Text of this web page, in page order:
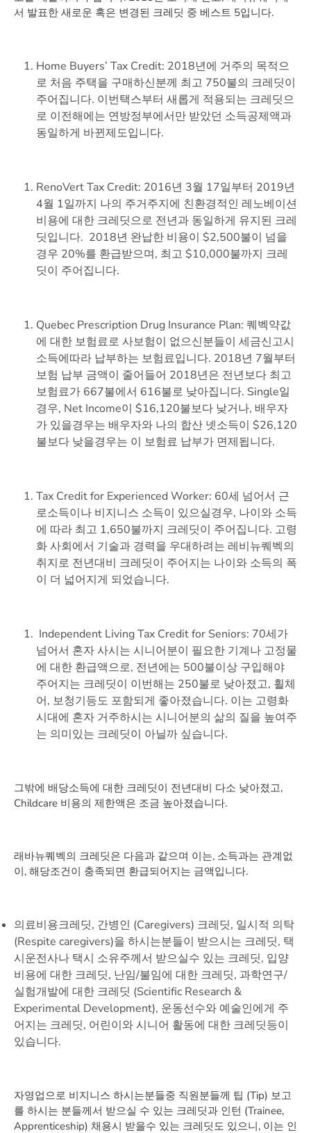
서 발표한 새로운 혹은 변경된 크레딧 중 베스트 5입니다.
Home Buyers’ Tax Credit: 2018년에 거주의 목적으
로 처음 주택을 구매하신분께 최고 750불의 크레딧이
주어집니다. 이번택스부터 새롭게 적용되는 크레딧으
로 이전해에는 연방정부에서만 받았던 소득공제액과
동일하게 바뀐제도입니다.
RenoVert Tax Credit: 2016년 3월 17일부터 2019년
4월 1일까지 나의 주거주지에 친환경적인 레노베이션
비용에 대한 크레딧으로 전년과 동일하게 유지된 크레
딧입니다. 2018년 완납한 비용이 $2,500불이 넘을
경우 20%를 환급받으며, 최고 $10,000불까지 크레
딧이 주어집니다.
Quebec Prescription Drug Insurance Plan: 퀘벡약값
에 대한 보험료로 사보험이 없으신분들이 세금신고시
소득에따라 납부하는 보험료입니다. 2018년 7월부터
보험 납부 금액이 줄어들어 2018년은 전년보다 최고
보험료가 667불에서 616불로 낮아집니다. Single일
경우, Net Income이 $16,120불보다 낮거나, 배우자
가 있을경우는 배우자와 나의 합산 넷소득이 $26,120
불보다 낮을경우는 이 보험료 납부가 면제됩니다.
Tax Credit for Experienced Worker: 60세 넘어서 근
로소득이나 비지니스 소득이 있으실경우, 나이와 소득
에 따라 최고 1,650불까지 크레딧이 주어집니다. 고령
화 사회에서 기술과 경력을 우대하려는 레비뉴퀘벡의
취지로 전년대비 크레딧이 주어지는 나이와 소득의 폭
이 더 넓어지게 되었습니다.
Independent Living Tax Credit for Seniors: 70세가
넘어서 혼자 사시는 시니어분이 필요한 기계나 고정물
에 대한 환급액으로, 전년에는 500불이상 구입해야
주어지는 크레딧이 이번해는 250불로 낮아졌고, 휠체
어, 보청기등도 포함되게 좋아졌습니다. 이는 고령화
시대에 혼자 거주하시는 시니어분의 삶의 질을 높여주
는 의미있는 크레딧이 아닐까 싶습니다.
그밖에 배당소득에 대한 크레딧이 전년대비 다소 낮아졌고,
Childcare 비용의 제한액은 조금 높아졌습니다.
래바뉴퀘벡의 크레딧은 다음과 같으며 이는, 소득과는 관계없
이, 해당조건이 충족되면 환급되어지는 금액입니다.
의료비용크레딧, 간병인 (Caregivers) 크레딧, 일시적 의탁
(Respite caregivers)을 하시는분들이 받으시는 크레딧, 택
시운전사나 택시 소유주께서 받으실수 있는 크레딧, 입양
비용에 대한 크레딧, 난임/불임에 대한 크레딧, 과학연구/
실험개발에 대한 크레딧 (Scientific Research &
Experimental Development), 운동선수와 예술인에게 주
어지는 크레딧, 어린이와 시니어 활동에 대한 크레딧등이
있습니다.
자영업으로 비지니스 하시는분들중 직원분들께 팁 (Tip) 보고
를 하시는 분들께서 받으실 수 있는 크레딧과 인턴 (Trainee,
Apprenticeship) 채용시 받을수 있는 크레딧도 있으니, 이는 인